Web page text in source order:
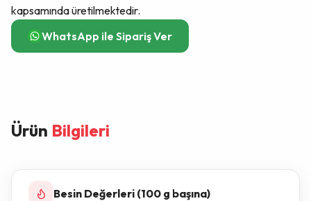
kapsamında üretilmektedir.
WhatsApp ile Sipariş Ver
Ürün Bilgileri
Besin Değerleri (100 g başına)